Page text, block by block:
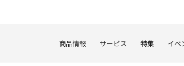
商品情報 サービス 特集 イベ